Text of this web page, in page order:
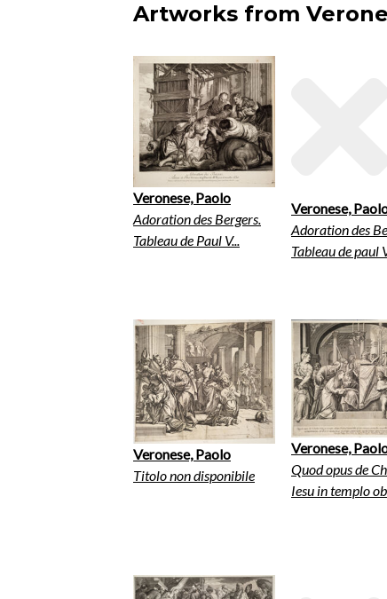
Artworks from
Veronese, Paolo
Adoration des Bergers.
Tableau de Paul V...
Veronese,
Adoration des
Tableau de paul
Veronese, Paolo
Titolo non disponibile
Veronese,
Quod opus de
Iesu in templo